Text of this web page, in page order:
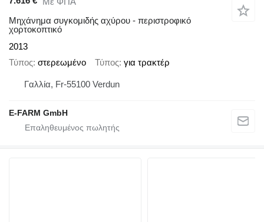
Μηχάνημα συγκομιδής αχύρου - περιστροφικό
χορτοκοπτικό
2013
Τύπος στερεωμένο Τύπος για τρακτέρ
Γαλλία, Fr-55100 Verdun
E-FARM GmbH